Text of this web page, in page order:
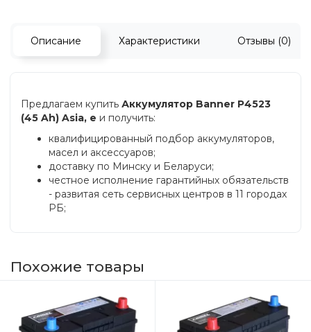
Описание Характеристики Отзывы (0)
Предлагаем купить Аккумулятор Banner P4523
(45 Ah) Asia, e и получить:
квалифицированный подбор аккумуляторов,
масел и аксессуаров;
доставку по Минску и Беларуси;
честное исполнение гарантийных обязательств
- развитая сеть сервисных центров в 11 городах
РБ;
Похожие товары